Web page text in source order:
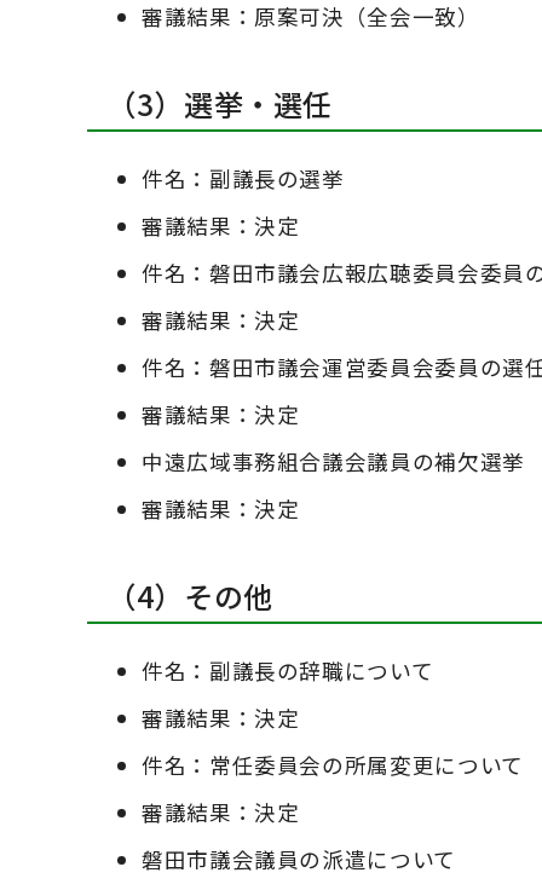
審議結果：原案可決（全会一致）
（3）選挙・選任
件名：副議長の選挙
審議結果：決定
件名：磐田市議会広報広聴委員会委員
審議結果：決定
件名：磐田市議会運営委員会委員の選
審議結果：決定
中遠広域事務組合議会議員の補欠選挙
審議結果：決定
（4）その他
件名：副議長の辞職について
審議結果：決定
件名：常任委員会の所属変更について
審議結果：決定
磐田市議会議員の派遣について